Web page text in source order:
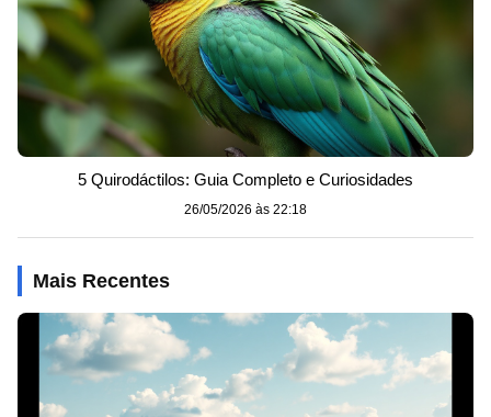
5 Quirodáctilos: Guia Completo e Curiosidades
26/05/2026 às 22:18
Mais Recentes